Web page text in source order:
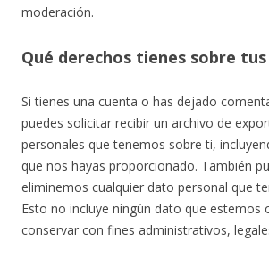
moderación.
Qué derechos tienes sobre
Si tienes una cuenta o has dejado
puedes solicitar recibir un archivo de
personales que tenemos sobre ti,
que nos hayas proporcionado. También
eliminemos cualquier dato personal que
Esto no incluye ningún dato que estemos
conservar con fines administrativos,